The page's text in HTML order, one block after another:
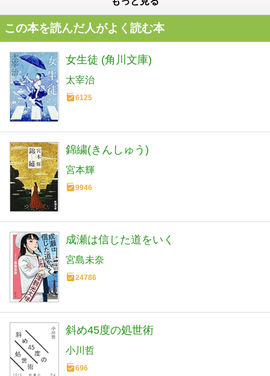
この本を読んだ人がよく読む本
女生徒 (角川文庫)
太宰治
6125
錦繍(きんしゅう)
宮本輝
9946
成瀬は信じた道をいく
宮島未奈
24786
斜め45度の処世術
小川哲
696